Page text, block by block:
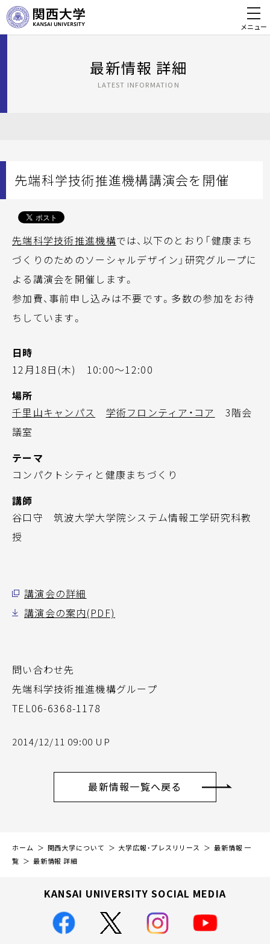
メニュー
最新情報 詳細
LATEST INFORMATION
先端科学技術推進機構講演会を開催
先端科学技術推進機構では、以下のとおり「健康まち
づくりのためのソーシャルデザイン」研究グループに
よる講演会を開催します。
参加費、事前申し込みは不要です。多数の参加をお待
ちしています。
日時
12月18日(木) 10:00～12:00
場所
千里山キャンパス
学術フロンティア・コア
3階会
議室
テーマ
コンパクトシティと健康まちづくり
講師
谷口守 筑波大学大学院システム情報工学研究科教
授
講演会の詳細
講演会の案内(PDF)
問い合わせ先
先端科学技術推進機構グループ
TEL06-6368-1178
2014/12/11 09:00 UP
最新情報一覧へ戻る
ホーム 関西大学について 大学広報・プレスリリース
最新情報 一
覧
最新情報 詳細
KANSAI UNIVERSITY SOCIAL MEDIA